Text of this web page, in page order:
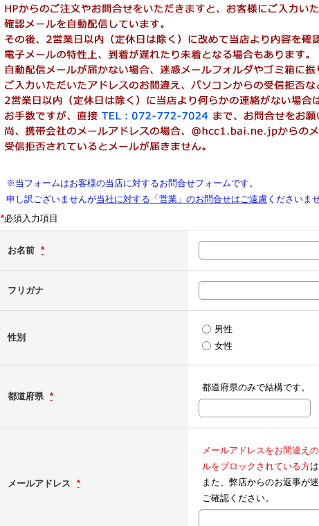
※当フォームはお客様の当店に対するお問合せフォームです。
申し訳ございませんが当社に対する「営業」のお問合せはご遠慮 くださいませ
*必須入力項目
お名前 *
フリガナ
性別
男性
女性
都道府県 *
都道府県のみで結構です。
メールアドレス *
メールアドレスをお間違え
ルをブロックされている方
また、弊店からのお返事が
ご確認ください。